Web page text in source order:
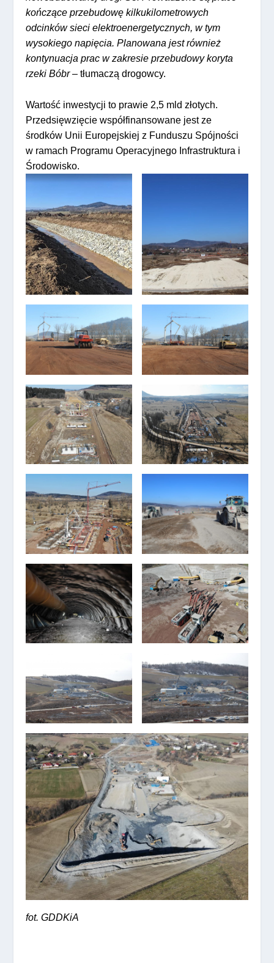
kończące przebudowę kilkukilometrowych
odcinków sieci elektroenergetycznych, w tym
wysokiego napięcia. Planowana jest również
kontynuacja prac w zakresie przebudowy koryta
rzeki Bóbr– tłumaczą drogowcy.
Wartość inwestycji to prawie 2,5 mld złotych.
Przedsięwzięcie współfinansowane jest ze
środków Unii Europejskiej z Funduszu Spójności
w ramach Programu Operacyjnego Infrastruktura i
Środowisko.
fot. GDDKiA